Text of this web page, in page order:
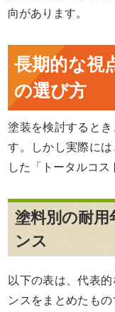
向があります。
長期的な視
の選び方
塗装を検討すると
す。しかし実際に
した「トータルコス
塗料別の耐
ンス
以下の表は、代表
ンスをまとめたも